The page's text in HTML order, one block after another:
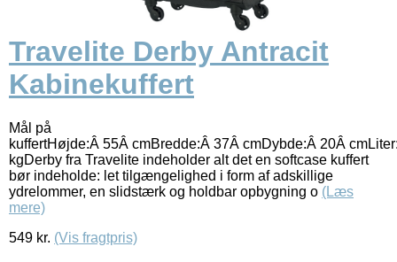
Travelite Derby Antracit
Kabinekuffert
Mål på
kuffertHøjde:Â 55Â cmBredde:Â 37Â cmDybde:Â 20Â
kgDerby fra Travelite indeholder alt det en softcase kuffert
bør indeholde: let tilgængelighed i form af adskillige
ydrelommer, en slidstærk og holdbar opbygning o (Læs
mere)
549 kr. (Vis fragtpris)